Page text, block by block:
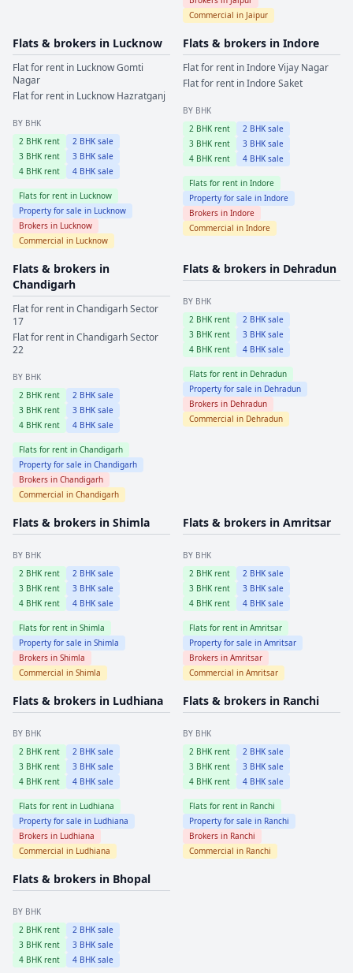
Commercial in Jaipur
Flats & brokers in Lucknow
Flat for rent in LucknowGomti
Nagar
Flat for rent in Lucknow Hazratganj
BY BHK
2 BHK rent 2 BHK sale
3 BHK rent 3 BHK sale
4 BHK rent 4 BHK sale
Flats for rent in Lucknow
Property for sale in Lucknow
Brokers in Lucknow
Commercial in Lucknow
Flats & brokers in Indore
Flat for rent inIndoreVijay Nagar
Flat for rent inIndoreSaket
BY BHK
2 BHK rent 2 BHK sale
3 BHK rent 3 BHK sale
4 BHK rent 4 BHK sale
Flats for rent in Indore
Property for sale in Indore
Brokers in Indore
Commercial in Indore
Flats & brokers in
Chandigarh
Flat for rent inChandigarhSector
17
Flat for rent inChandigarhSector
22
BY BHK
2 BHK rent 2 BHK sale
3 BHK rent 3 BHK sale
4 BHK rent 4 BHK sale
Flats for rent in Chandigarh
Property for sale in Chandigarh
Brokers in Chandigarh
Commercial in Chandigarh
Flats & brokers in Dehradun
BY BHK
2 BHK rent 2 BHK sale
3 BHK rent 3 BHK sale
4 BHK rent 4 BHK sale
Flats for rent in Dehradun
Property for sale in Dehradun
Brokers in Dehradun
Commercial in Dehradun
Flats & brokers in Shimla
BY BHK
2 BHK rent 2 BHK sale
3 BHK rent 3 BHK sale
4 BHK rent 4 BHK sale
Flats for rent in Shimla
Property for sale in Shimla
Brokers in Shimla
Commercial in Shimla
Flats & brokers in Amritsar
BY BHK
2 BHK rent 2 BHK sale
3 BHK rent 3 BHK sale
4 BHK rent 4 BHK sale
Flats for rent in Amritsar
Property for sale in Amritsar
Brokers in Amritsar
Commercial in Amritsar
Flats & brokers in Ludhiana
BY BHK
2 BHK rent 2 BHK sale
3 BHK rent 3 BHK sale
4 BHK rent 4 BHK sale
Flats for rent in Ludhiana
Property for sale in Ludhiana
Brokers in Ludhiana
Commercial in Ludhiana
Flats & brokers in Ranchi
BY BHK
2 BHK rent 2 BHK sale
3 BHK rent 3 BHK sale
4 BHK rent 4 BHK sale
Flats for rent in Ranchi
Property for sale in Ranchi
Brokers in Ranchi
Commercial in Ranchi
Flats & brokers in Bhopal
BY BHK
2 BHK rent 2 BHK sale
3 BHK rent 3 BHK sale
4 BHK rent 4 BHK sale